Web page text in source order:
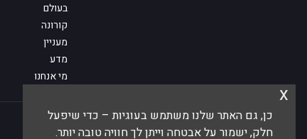
כן, גם האתר שלנו משתמש בעוגיות – כדי שיפעל
חלק, ישמור על אבטחה וייתן לך חוויה טובה יותר.
x
בעולם
קורונה
מעניין
מדע
מי אנחנו